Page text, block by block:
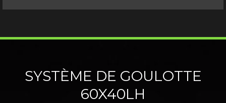
SYSTÈME DE GOULOTTE
60X40LH